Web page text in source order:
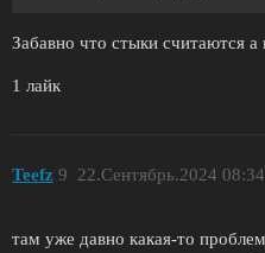
Забавно что стыки считаются
1 лайк
Teefz 22.Сентябрь.2024
9
там уже давно какая-то